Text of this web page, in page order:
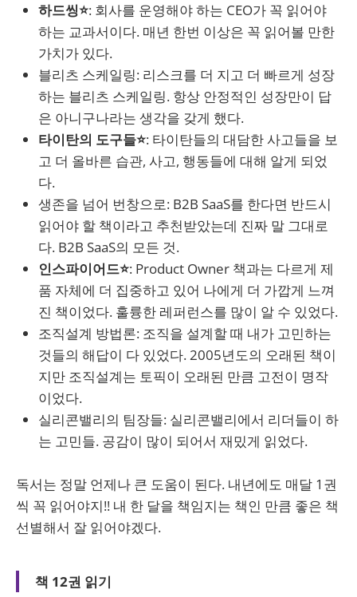
하드씽⭐: 회사를 운영해야 하는 CEO가 꼭 읽어야
하는 교과서이다. 매년 한번 이상은 꼭 읽어볼 만한
가치가 있다.
블리츠 스케일링: 리스크를 더 지고 더 빠르게 성장
하는 블리츠 스케일링. 항상 안정적인 성장만이 답
은 아니구나라는 생각을 갖게 했다.
타이탄의 도구들⭐: 타이탄들의 대담한 사고들을 보
고 더 올바른 습관, 사고, 행동들에 대해 알게 되었
다.
생존을 넘어 번창으로: B2B SaaS를 한다면 반드시
읽어야 할 책이라고 추천받았는데 진짜 말 그대로
다. B2B SaaS의 모든 것.
인스파이어드⭐: Product Owner 책과는 다르게 제
품 자체에 더 집중하고 있어 나에게 더 가깝게 느껴
진 책이었다. 훌륭한 레퍼런스를 많이 알 수 있었다.
조직설계 방법론: 조직을 설계할 때 내가 고민하는
것들의 해답이 다 있었다. 2005년도의 오래된 책이
지만 조직설계는 토픽이 오래된 만큼 고전이 명작
이었다.
실리콘밸리의 팀장들: 실리콘밸리에서 리더들이 하
는 고민들. 공감이 많이 되어서 재밌게 읽었다.
독서는 정말 언제나 큰 도움이 된다. 내년에도 매달 1권
씩 꼭 읽어야지!! 내 한 달을 책임지는 책인 만큼 좋은 책
선별해서 잘 읽어야겠다.
책 12권 읽기